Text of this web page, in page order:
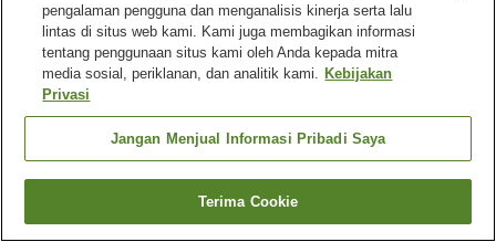
Fasilitas properti
Mesin penjual otomatis
Beranda Jepang Fukuoka
Kota Fukuoka
The OneFive Fukuoka Tenjin
Cari kamar
pengalaman pengguna dan menganalisis kinerja serta lalu
lintas di situs web kami. Kami juga membagikan informasi
tentang penggunaan situs kami oleh Anda kepada mitra
media sosial, periklanan, dan analitik kami. Kebijakan
Privasi
Jangan Menjual Informasi Pribadi Saya
Terima Cookie